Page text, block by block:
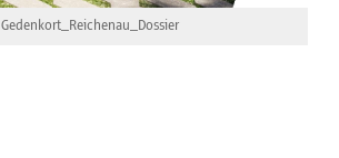
Gedenkort_Reichenau_Dossier